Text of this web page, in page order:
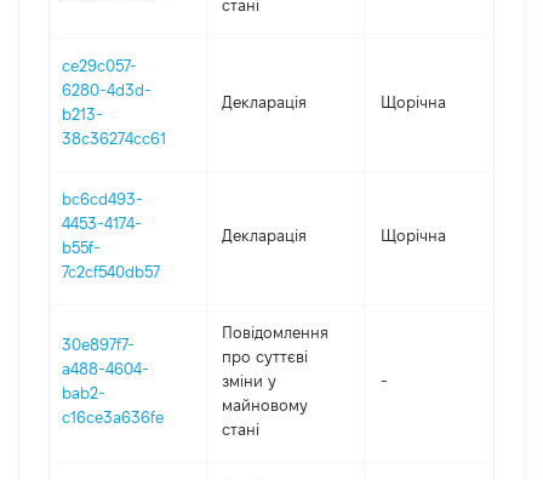
стані
ce29c057-
6280-4d3d-
b213-
38c36274cc61
Декларація Щорічна
bc6cd493-
4453-4174-
b55f-
7c2cf540db57
Декларація Щорічна
30e897f7-
a488-4604-
bab2-
c16ce3a636fe
Повідомлення
про суттєві
зміни y
майновому
стані
-